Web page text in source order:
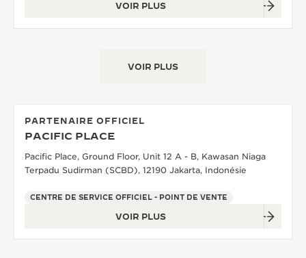
VOIR PLUS
VOIR PLUS
PARTENAIRE OFFICIEL
PACIFIC PLACE
Pacific Place, Ground Floor, Unit 12 A - B, Kawasan Niaga
Terpadu Sudirman (SCBD), 12190 Jakarta, Indonésie
CENTRE DE SERVICE OFFICIEL - POINT DE VENTE
VOIR PLUS